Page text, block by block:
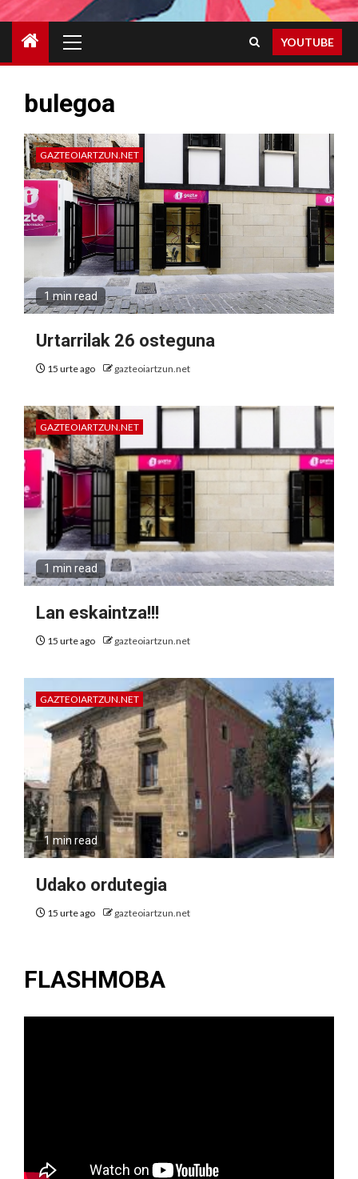
Menu
YOUTUBE
bulegoa
GAZTEOIARTZUN.NET
1 min read
Urtarrilak 26 osteguna
15 urte ago gazteoiartzun.net
GAZTEOIARTZUN.NET
1 min read
Lan eskaintza!!!
15 urte ago gazteoiartzun.net
GAZTEOIARTZUN.NET
1 min read
Udako ordutegia
15 urte ago gazteoiartzun.net
FLASHMOBA